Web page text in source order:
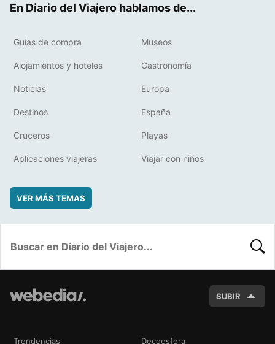
En Diario del Viajero hablamos de...
Guías de compra Museos
Alojamientos y hoteles Gastronomía
Noticias Europa
Destinos España
Cruceros Playas
Aplicaciones viajeras Viajar con niños
VER MÁS TEMAS
SUBIR
Trendencias Decoesfera